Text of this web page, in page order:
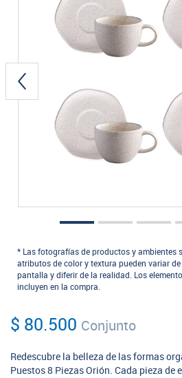
* Las fotografías de productos y ambientes
atributos de color y textura pueden variar
pantalla y diferir de la realidad. Los
incluyen en la compra.
$ 80.500 Conjunto
Redescubre la belleza de las formas
Puestos 8 Piezas Orión. Cada pieza de